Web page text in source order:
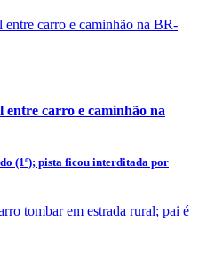
carro e caminhão na
(1º); pista ficou interditada por